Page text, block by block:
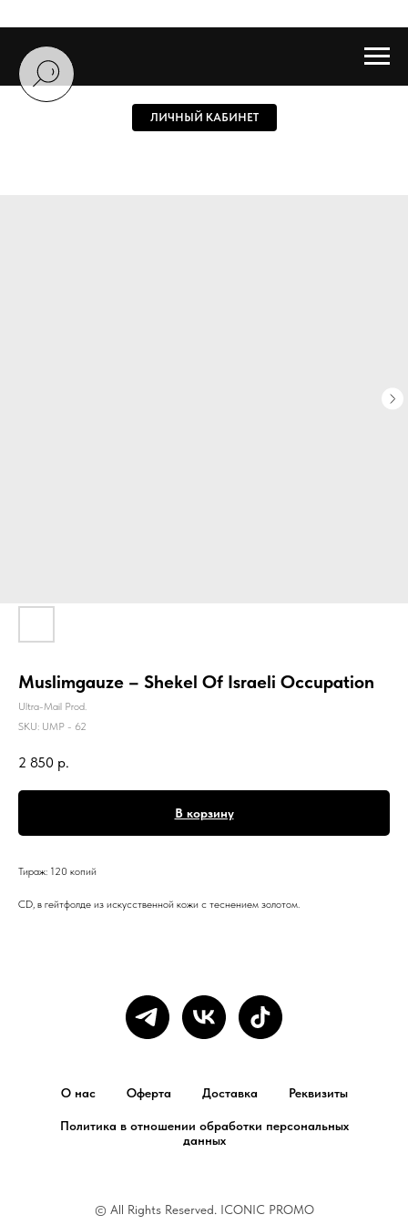
ЛИЧНЫЙ КАБИНЕТ
Muslimgauze – Shekel Of Israeli Occupation
Ultra-Mail Prod.
SKU: UMP - 62
2 850 р.
В корзину
Тираж: 120 копий
CD, в гейтфолде из искусственной кожи с теснением золотом.
О нас Оферта Доставка Реквизиты
Политика в отношении обработки персональных
данных
© All Rights Reserved. ICONIC PROMO